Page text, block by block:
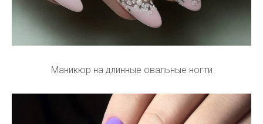
Маникюр на длинные овальные ногти